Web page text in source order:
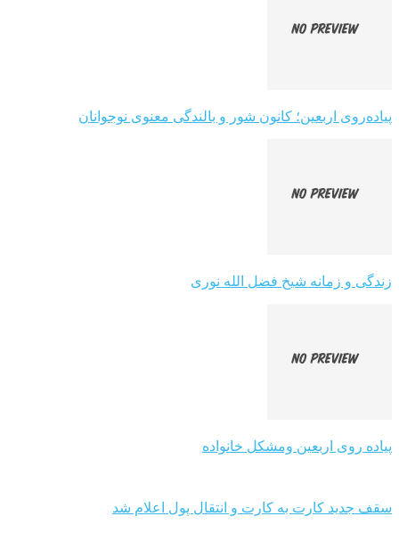
پیاده‌روی اربعین؛ کانون شور و بالندگی معنوی نوجوانان
زندگی و زمانه شیخ فضل الله نوری
پیاده روی اربعین ومشکل خانواده
سقف جدید کارت به کارت و انتقال پول اعلام شد